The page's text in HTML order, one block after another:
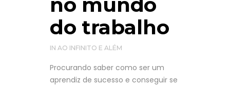
do trabalho
IN AO INFINITO E ALÉM
Procurando saber como ser um
aprendiz de sucesso e conseguir se